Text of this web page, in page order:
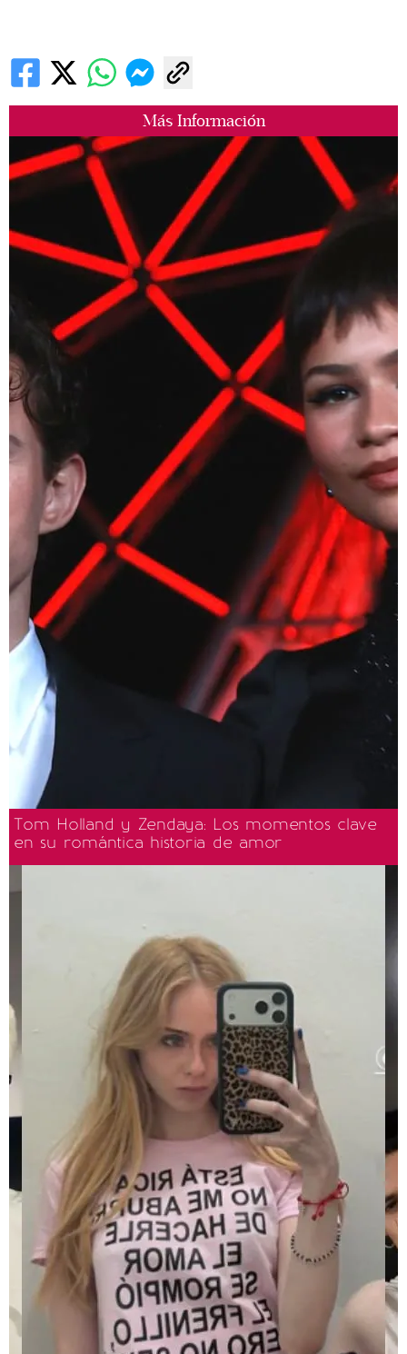
Más Información
Tom Holland y Zendaya: Los momentos clave
en su romántica historia de amor